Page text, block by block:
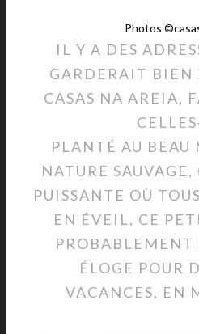
Photos
IL Y A DES
GARDERAIT BIEN
CASAS NA AREIA,
PLANTÉ AU BEAU
NATURE SAUVAGE,
PUISSANTE OÙ
EN ÉVEIL, CE
PROBABLEMENT
ÉLOGE POUR
VACANCES, EN